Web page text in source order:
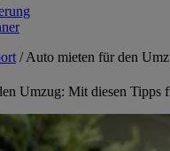
/ Auto mieten für den
Umzug: Mit diesen Tipps